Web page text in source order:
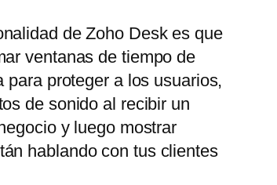
de Zoho Desk es que
ventanas de tiempo de
proteger a los usuarios,
de sonido al recibir un
y luego mostrar
hablando con tus clientes